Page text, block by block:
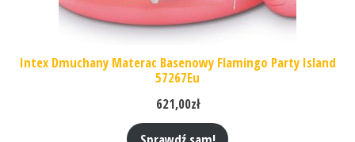
Intex Dmuchany Materac Basenowy Flamingo Party Island
57267Eu
621,00zł